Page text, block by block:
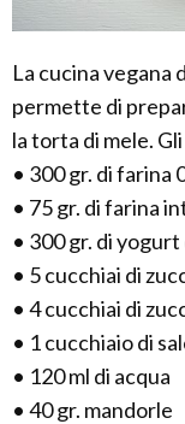
La cucina vegana
permette di
la torta di mele.
• 300 gr. di farina
• 75 gr. di farina
• 300 gr. di yogurt
• 5 cucchiai di
• 4 cucchiai di
• 1 cucchiaio di
• 120 ml di acqua
• 40 gr. mandorle